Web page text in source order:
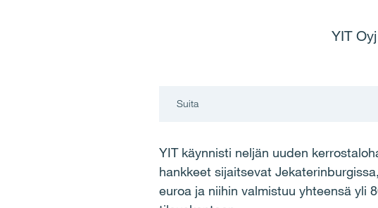
YIT
Suita
YIT käynnisti neljän uuden
hankkeet sijaitsevat
euroa ja niihin valmistuu yhteensä yli